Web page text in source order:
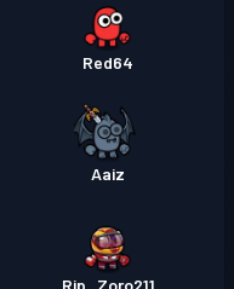
Red64
Aaiz